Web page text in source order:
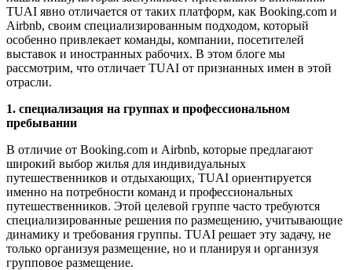
TUAI явно отличается от таких платформ, как Booking.com и
Airbnb, своим специализированным подходом, который
особенно привлекает команды, компании, посетителей
выставок и иностранных рабочих. В этом блоге мы
рассмотрим, что отличает TUAI от признанных имен в этой
отрасли.
1. специализация на группах и профессиональном
пребывании
В отличие от Booking.com и Airbnb, которые предлагают
широкий выбор жилья для индивидуальных
путешественников и отдыхающих, TUAI ориентируется
именно на потребности команд и профессиональных
путешественников. Этой целевой группе часто требуются
специализированные решения по размещению, учитывающие
динамику и требования группы. TUAI решает эту задачу, не
только организуя размещение, но и планируя и организуя
групповое размещение.